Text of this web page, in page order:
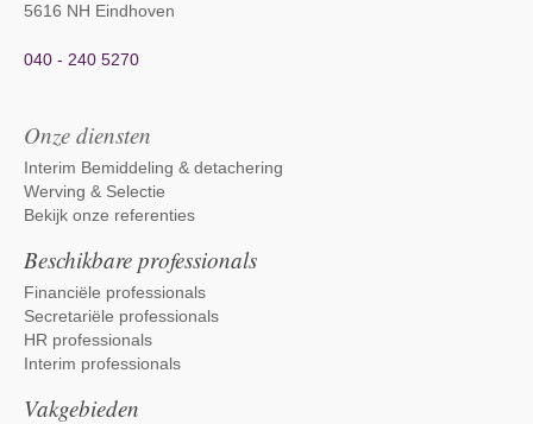
5616 NH Eindhoven
040 - 240 5270
Onze diensten
Interim Bemiddeling & detachering
Werving & Selectie
Bekijk onze referenties
Beschikbare professionals
Financiële professionals
Secretariële professionals
HR professionals
Interim professionals
Vakgebieden